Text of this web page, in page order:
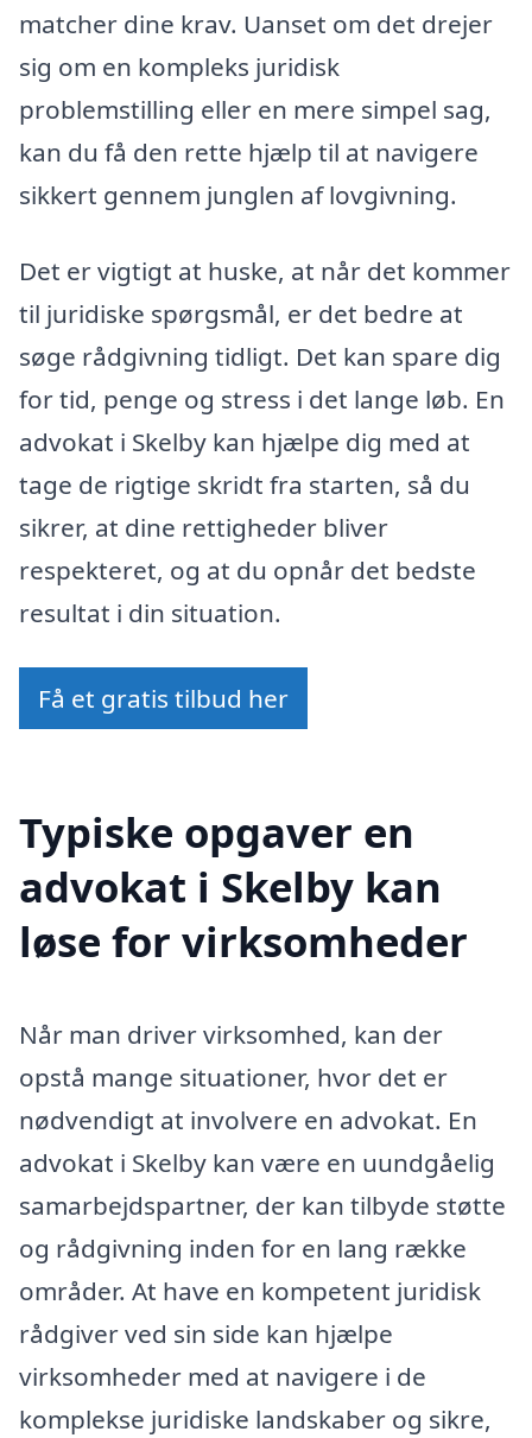
matcher dine krav. Uanset om det drejer
sig om en kompleks juridisk
problemstilling eller en mere simpel sag,
kan du få den rette hjælp til at navigere
sikkert gennem junglen af lovgivning.
Det er vigtigt at huske, at når det kommer
til juridiske spørgsmål, er det bedre at
søge rådgivning tidligt. Det kan spare dig
for tid, penge og stress i det lange løb. En
advokat i Skelby kan hjælpe dig med at
tage de rigtige skridt fra starten, så du
sikrer, at dine rettigheder bliver
respekteret, og at du opnår det bedste
resultat i din situation.
Få et gratis tilbud her
Typiske opgaver en
advokat i Skelby kan
løse for virksomheder
Når man driver virksomhed, kan der
opstå mange situationer, hvor det er
nødvendigt at involvere en advokat. En
advokat i Skelby kan være en uundgåelig
samarbejdspartner, der kan tilbyde støtte
og rådgivning inden for en lang række
områder. At have en kompetent juridisk
rådgiver ved sin side kan hjælpe
virksomheder med at navigere i de
komplekse juridiske landskaber og sikre,